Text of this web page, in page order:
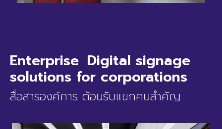
Enterprise Digital signage
solutions for corporations
สื่อสารองค์การ ต้อนรับแขกคนสำคัญ